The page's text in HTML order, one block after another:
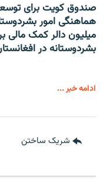
صندوق کویت برای
میلیون دالر کمک مالی
بشردوستانه در
ادامه خبر ...
شریک ساختن